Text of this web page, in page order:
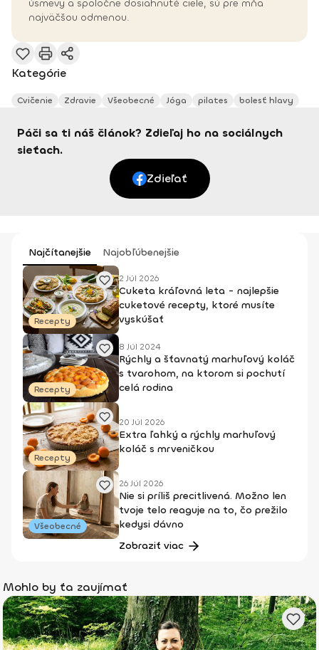
úsmevy a spoločne dosiahnuté ciele, sú pre mňa
najväčšou odmenou.
Kategórie
Cvičenie Zdravie Všeobecné Jóga pilates bolesť hlavy
Páči sa ti náš článok? Zdieľaj ho na sociálnych
sieťach.
Zdieľať
Najčítanejšie Najobľúbenejšie
Recepty
2 Júl 2026
Cuketa kráľovná leta - najlepšie
cuketové recepty, ktoré musíte
vyskúšať
Recepty
8 Júl 2024
Rýchly a šťavnatý marhuľový koláč
s tvarohom, na ktorom si pochutí
celá rodina
Recepty
20 Júl 2026
Extra ľahký a rýchly marhuľový
koláč s mrveničkou
Všeobecné
26 Júl 2026
Nie si príliš precitlivená. Možno len
tvoje telo reaguje na to, čo prežilo
kedysi dávno
Zobraziť viac
Mohlo by ťa zaujímať